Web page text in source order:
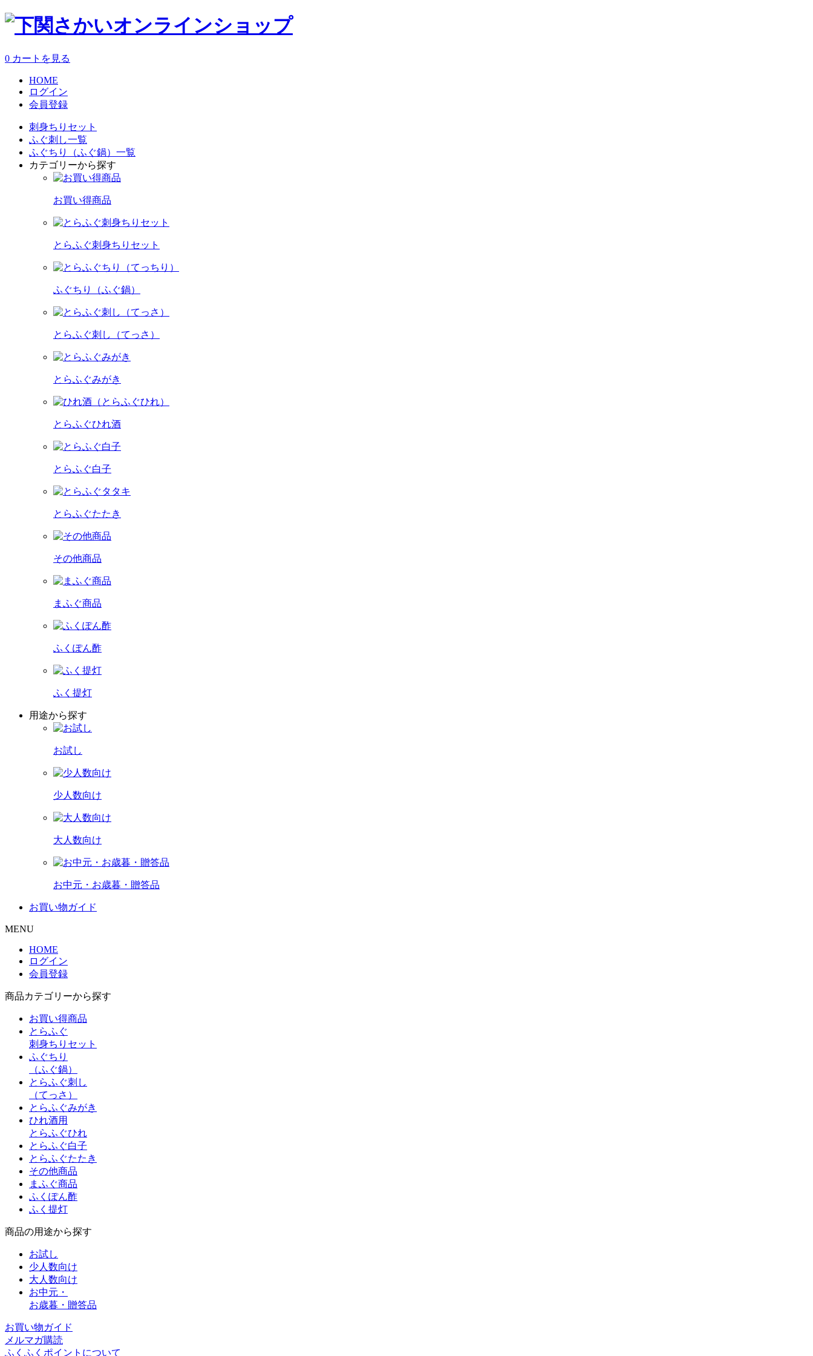
0 カートを見る
HOME
ログイン
会員登録
刺身ちりセット
ふぐ刺し一覧
ふぐちり（ふぐ鍋）一覧
カテゴリーから探す
お買い得商品
とらふぐ刺身ちりセット
ふぐちり（ふぐ鍋）
とらふぐ刺し（てっさ）
とらふぐみがき
とらふぐひれ酒
とらふぐ白子
とらふぐたたき
その他商品
まふぐ商品
ふくぽん酢
ふく提灯
用途から探す
お試し
少人数向け
大人数向け
お中元・お歳暮・贈答品
お買い物ガイド
MENU
HOME
ログイン
会員登録
商品カテゴリーから探す
お買い得商品
とらふぐ
刺身ちりセット
ふぐちり
（ふぐ鍋）
とらふぐ刺し
（てっさ）
とらふぐみがき
ひれ酒用
とらふぐひれ
とらふぐ白子
とらふぐたたき
その他商品
まふぐ商品
ふくぽん酢
ふく提灯
商品の用途から探す
お試し
少人数向け
大人数向け
お中元・
お歳暮・贈答品
お買い物ガイド
メルマガ購読
ふくふくポイントについて